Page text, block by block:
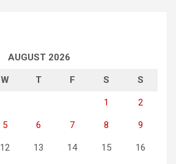
AUGUST 2026
W T F S S
1 2
5 6 7 8 9
12 13 14 15 16